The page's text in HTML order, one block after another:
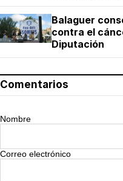
Balaguer
contra el
Diputación
Comentarios
Nombre
Correo electrónico